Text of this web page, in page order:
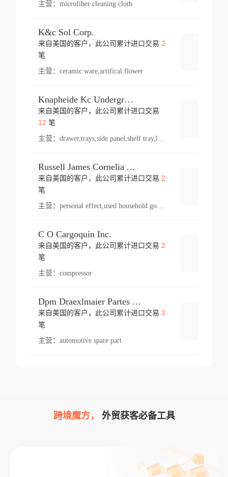
主营： microfiber cleaning cloth
K&c Sol Corp.
来自美国的客户，此公司累计进口交易 2
笔
主营： ceramic ware,artifical flower
Knapheide Kc Underground
来自美国的客户，此公司累计进口交易
12 笔
主营：
Russell James Cornelia Arlington Va
来自美国的客户，此公司累计进口交易 2
笔
主营： personal effect,used household goods
C O Cargoquin Inc.
来自美国的客户，此公司累计进口交易 2
笔
主营： compressor
Dpm Draexlmaier Partes Automotrices Corr Ind Huejotzingo
来自美国的客户，此公司累计进口交易 3
笔
主营： automotive spare part
跨境魔方， 外贸获客必备工具